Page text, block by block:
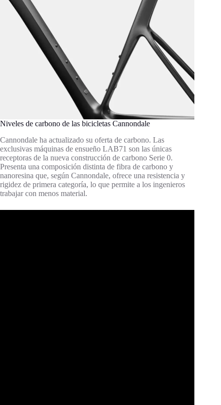
Niveles de carbono de las bicicletas Cannondale
Cannondale ha actualizado su oferta de carbono. Las
exclusivas máquinas de ensueño LAB71 son las únicas
receptoras de la nueva construcción de carbono Serie 0.
Presenta una composición distinta de fibra de carbono y
nanoresina que, según Cannondale, ofrece una resistencia y
rigidez de primera categoría, lo que permite a los ingenieros
trabajar con menos material.